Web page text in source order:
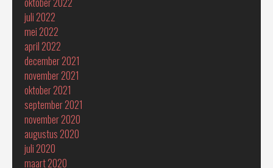
juli 2022
mei 2022
april 2022
december 2021
november 2021
oktober 2021
september 2021
november 2020
augustus 2020
juli 2020
maart 2020